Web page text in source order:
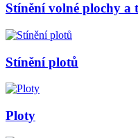
Stínění volné plochy a
Stínění plotů
Ploty